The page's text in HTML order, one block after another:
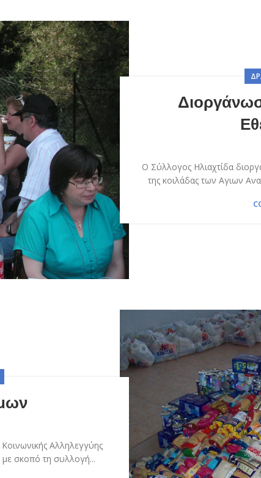
Ο Σύλλογος Ηλιαχτίδα
της κοιλάδας των Αγιων
Αλληλεγγύης
σκοπό τη συλλογή...